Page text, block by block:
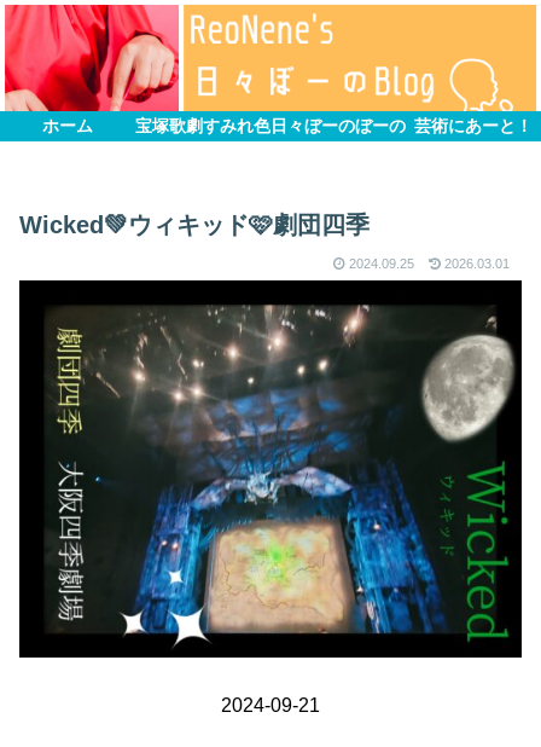
ホーム 宝塚歌劇すみれ色日々ぼーのぼーの 芸術にあーと！
Wicked‪💚ウィキッド🩷劇団四季
2024.09.25 2026.03.01
2024-09-21